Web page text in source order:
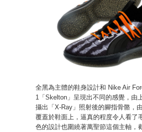
全黑為主體的鞋身設計和 Nike Air
1「Skelton」呈現出不同的感覺，由
攝出「X-Ray」照射後的腳指骨骼，
覆蓋於鞋面上，逼真的程度令人看了
色的設計也圍繞著萬聖節這個主軸，